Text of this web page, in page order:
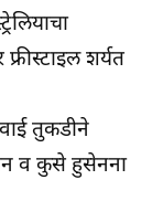
शर्यत
तुकडीने
व कुसे हुसेनना